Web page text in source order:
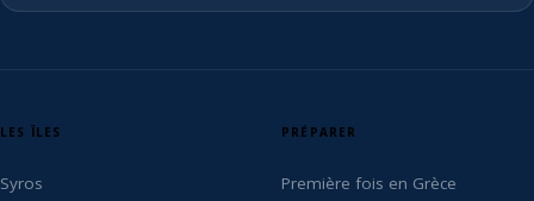
LES ÎLES
Syros
PRÉPARER
Première fois en Grèce